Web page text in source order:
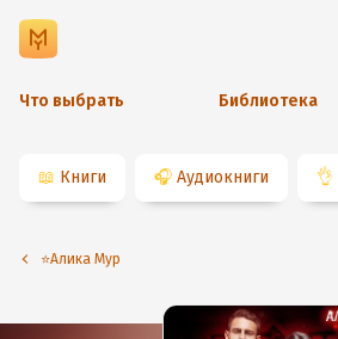
Что выбрать Библиотека
📖 Книги 🎧 Аудиокниги 👌
⭐️Алика Мур